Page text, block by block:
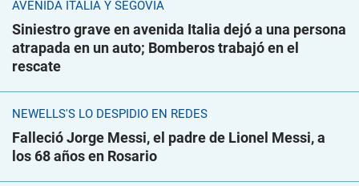
AVENIDA ITALIA Y SEGOVIA
Siniestro grave en avenida Italia dejó a una persona
atrapada en un auto; Bomberos trabajó en el
rescate
NEWELLS'S LO DESPIDIÓ EN REDES
Falleció Jorge Messi, el padre de Lionel Messi, a
los 68 años en Rosario